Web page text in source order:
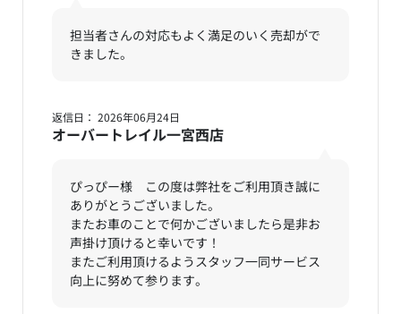
担当者さんの対応もよく満足のいく売却がで
きました。
ぴっぴー様 この度は弊社をご利用頂き誠に
ありがとうございました。
またお車のことで何かございましたら是非お
声掛け頂けると幸いです！
またご利用頂けるようスタッフ一同サービス
向上に努めて参ります。
オーバートレイル一宮西店
返信日： 2026年06月24日